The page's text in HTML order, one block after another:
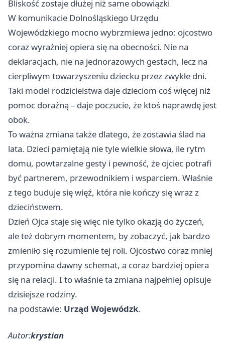
Bliskość zostaje dłużej niż same obowiązki
W komunikacie Dolnośląskiego Urzędu
Wojewódzkiego mocno wybrzmiewa jedno: ojcostwo
coraz wyraźniej opiera się na obecności. Nie na
deklaracjach, nie na jednorazowych gestach, lecz na
cierpliwym towarzyszeniu dziecku przez zwykłe dni.
Taki model rodzicielstwa daje dzieciom coś więcej niż
pomoc doraźną – daje poczucie, że ktoś naprawdę jest
obok.
To ważna zmiana także dlatego, że zostawia ślad na
lata. Dzieci pamiętają nie tyle wielkie słowa, ile rytm
domu, powtarzalne gesty i pewność, że ojciec potrafi
być partnerem, przewodnikiem i wsparciem. Właśnie
z tego buduje się więź, która nie kończy się wraz z
dzieciństwem.
Dzień Ojca staje się więc nie tylko okazją do życzeń,
ale też dobrym momentem, by zobaczyć, jak bardzo
zmieniło się rozumienie tej roli. Ojcostwo coraz mniej
przypomina dawny schemat, a coraz bardziej opiera
się na relacji. I to właśnie ta zmiana najpełniej opisuje
dzisiejsze rodziny.
na podstawie: Urząd Wojewódzk.
Autor:krystian